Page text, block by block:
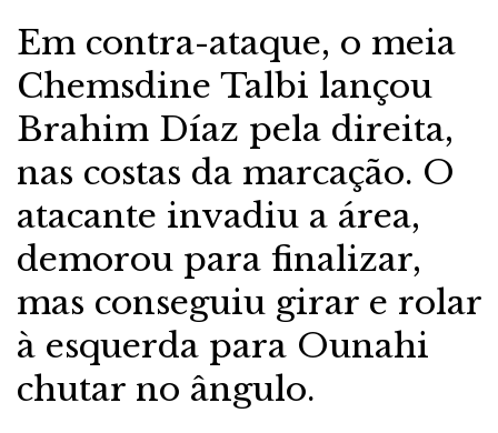
Em contra-ataque, o meia
Chemsdine Talbi lançou
Brahim Díaz pela direita,
nas costas da marcação. O
atacante invadiu a área,
demorou para finalizar,
mas conseguiu girar e rolar
à esquerda para Ounahi
chutar no ângulo.